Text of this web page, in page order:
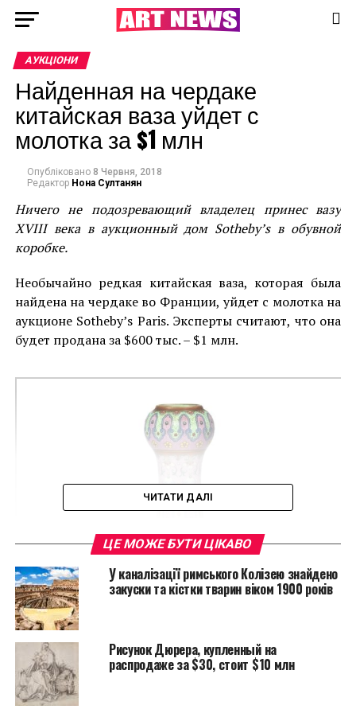
АУКЦІОНИ
Найденная на чердаке
китайская ваза уйдет с
молотка за $1 млн
Опубліковано 8 Червня, 2018
Редактор Нона Султанян
Ничего не подозревающий владелец принес вазу
XVIII века в аукционный дом Sotheby’s в обувной
коробке.
Необычайно редкая китайская ваза, которая была
найдена на чердаке во Франции, уйдет с молотка на
аукционе Sotheby’s Paris. Эксперты считают, что она
будет продана за $600 тыс. – $1 млн.
ЧИТАТИ ДАЛІ
ЦЕ МОЖЕ БУТИ ЦІКАВО
У каналізації римського Колізею знайдено
закуски та кістки тварин віком 1900 років
Рисунок Дюрера, купленный на
распродаже за $30, стоит $10 млн